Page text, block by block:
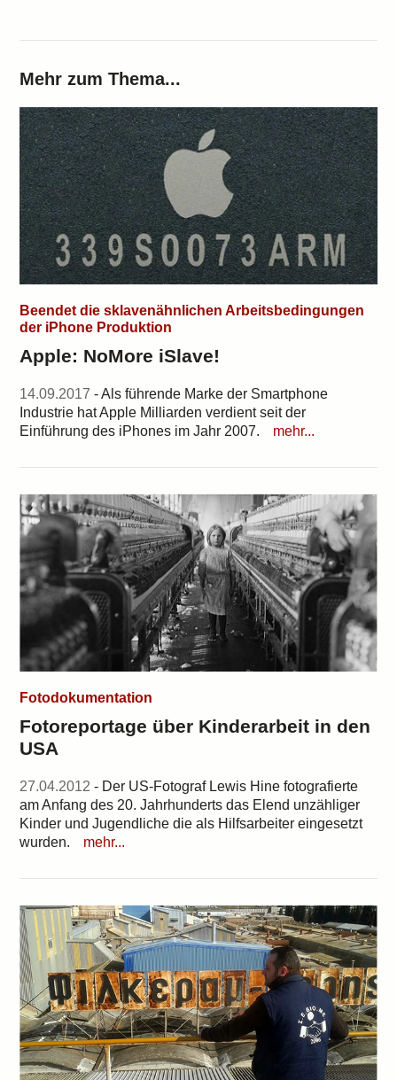
Mehr zum Thema...
Beendet die sklavenähnlichen Arbeitsbedingungen
der iPhone Produktion
Apple: NoMore iSlave!
14.09.2017 - Als führende Marke der Smartphone
Industrie hat Apple Milliarden verdient seit der
Einführung des iPhones im Jahr 2007.
mehr...
Fotodokumentation
Fotoreportage über Kinderarbeit in den
USA
27.04.2012 - Der US-Fotograf Lewis Hine fotografierte
am Anfang des 20. Jahrhunderts das Elend unzähliger
Kinder und Jugendliche die als Hilfsarbeiter eingesetzt
wurden.
mehr...